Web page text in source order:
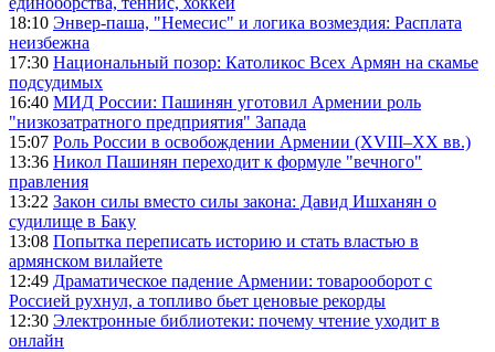
18:10 Энвер-паша, "Немесис" и логика возмездия: Расплата
неизбежна
17:30 Национальный позор: Католикос Всех Армян на скамье
подсудимых
16:40 МИД России: Пашинян уготовил Армении роль
"низкозатратного предприятия" Запада
15:07 Роль России в освобождении Армении (XVIII–XX вв.)
13:36 Никол Пашинян переходит к формуле "вечного"
правления
13:22 Закон силы вместо силы закона: Давид Ишханян о
судилище в Баку
13:08 Попытка переписать историю и стать властью в
армянском вилайете
12:49 Драматическое падение Армении: товарооборот с
Россией рухнул, а топливо бьет ценовые рекорды
12:30 Электронные библиотеки: почему чтение уходит в
онлайн